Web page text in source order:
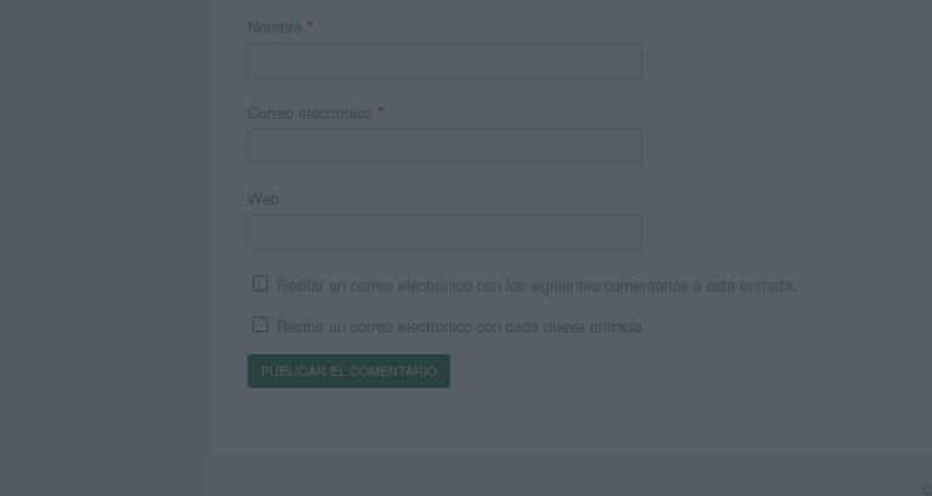
Nombre *
Correo electrónico *
Web
Recibir un correo electrónico con los siguientes comentarios a esta entrada.
Recibir un correo electrónico con cada nueva entrada.